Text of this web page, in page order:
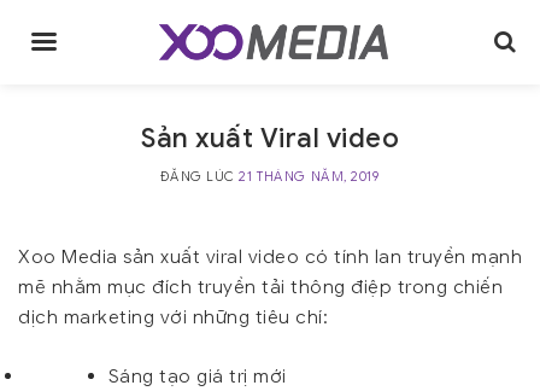
Sản xuất Viral video
ĐĂNG LÚC21 THÁNG NĂM, 2019
Xoo Media sản xuất viral video có tính lan truyền mạnh
mẽ nhằm mục đích truyền tải thông điệp trong chiến
dịch marketing với những tiêu chí:
Sáng tạo giá trị mới